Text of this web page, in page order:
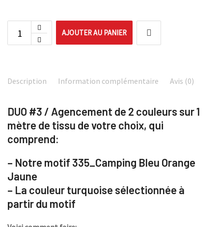
AJOUTER AU PANIER
Description Information complémentaire Avis (0)
DUO #3 / Agencement de 2 couleurs sur 1
mètre de tissu de votre choix, qui
comprend:
– Notre motif 335_Camping Bleu Orange
Jaune
– La couleur turquoise sélectionnée à
partir du motif